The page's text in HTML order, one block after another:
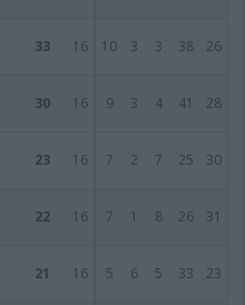
33 16 10 3 3 38 26
30 16 9 3 4 41 28
23 16 7 2 7 25 30
22 16 7 1 8 26 31
21 16 5 6 5 33 23